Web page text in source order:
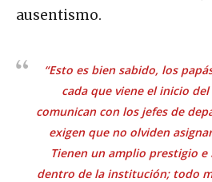
ausentismo.
“Esto es bien sabido, los
cada que viene el inicio
comunican con los jefes de
exigen que no olviden
Tienen un amplio prestigio
dentro de la institución; todo